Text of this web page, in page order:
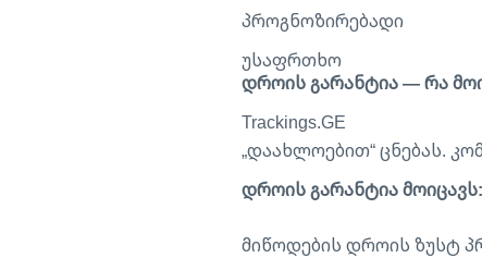
პროგნოზირებადი
უსაფრთხო
დროის გარანტია — რა
„დაახლოებით“ ცნებას.
დროის გარანტია მოიცავს:
მიწოდების დროის ზუსტ